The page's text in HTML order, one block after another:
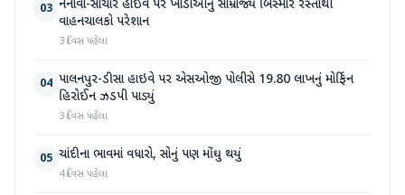
03 નેનાવા-સાંચોર હાઈવે પર ખાડાઓનું સામ્રાજ્ય બિસ્માર રસ્તાથી
વાહનચાલકો પરેશાન
3 દિવસ પહેલા
04 પાલનપુર-ડીસા હાઇવે પર એસઓજી પોલીસે 19.80 લાખનું મોર્ફિન
હિરોઈન ઝડપી પાડ્યું
3 દિવસ પહેલા
05 ચાંદીના ભાવમાં વધારો, સોનું પણ મોંઘુ થયું
4 દિવસ પહેલા